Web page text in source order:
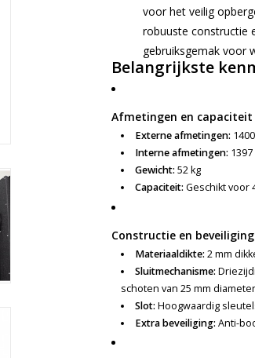
voor het veilig
robuuste constructie
gebruiksgemak voor
Belangrijkste
Afmetingen en capaciteit
Externe afmetingen:
Interne afmetingen:
Gewicht: 52 kg
Capaciteit: Geschikt voor
Constructie en beveiliging
Materiaaldikte: 2 mm
Sluitmechanisme:
schoten van 25 mm diameter
Slot: Hoogwaardig
Extra beveiliging: Anti-